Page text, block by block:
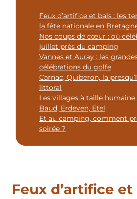
Feux d’artifice et bals : les
la fête nationale en
Nos coups de cœur : où
juillet près du camping
Vannes et Auray : les
célébrations du golfe
Carnac, Quiberon, la
littoral
Les villages à taille humaine
Baud, Erdeven, Etel
Et au camping, comment
soirée ?
Feux d’artifice et